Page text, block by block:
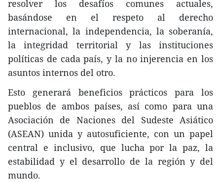
resolver los desafíos comunes actuales,
basándose en el respeto al derecho
internacional, la independencia, la soberanía,
la integridad territorial y las instituciones
políticas de cada país, y la no injerencia en los
asuntos internos del otro.
Esto generará beneficios prácticos para los
pueblos de ambos países, así como para una
Asociación de Naciones del Sudeste Asiático
(ASEAN) unida y autosuficiente, con un papel
central e inclusivo, que lucha por la paz, la
estabilidad y el desarrollo de la región y del
mundo.